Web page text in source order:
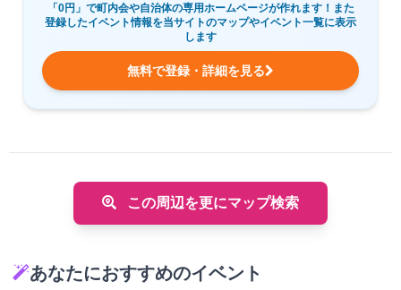
「0円」で町内会や自治体の専用ホームページが作れます！また
登録したイベント情報を当サイトのマップやイベント一覧に表示
します
無料で登録・詳細を見る
この周辺を更にマップ検索
あなたにおすすめのイベント